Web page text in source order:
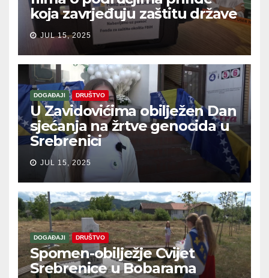
koja zavrjeđuju zaštitu države
JUL 15, 2025
DOGAĐAJI DRUŠTVO
U Zavidovićima obilježen Dan
sjećanja na žrtve genocida u
Srebrenici
JUL 15, 2025
DOGAĐAJI DRUŠTVO
Spomen-obilježje Cvijet
Srebrenice u Bobarama